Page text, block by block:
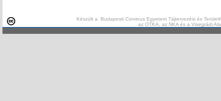
Készült a Budapesti Corvinus Egyetem Tájtervezési és
az OTKA, az NKA és a Visegrádi